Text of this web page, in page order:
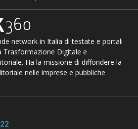
network in Italia di testate e portali
Trasformazione Digitale e
Ha la missione di diffondere la
nelle imprese e pubbliche